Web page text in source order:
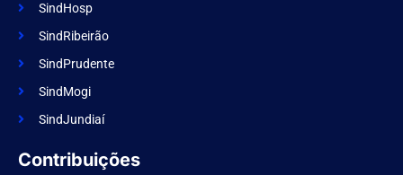
SindHosp
SindRibeirão
SindPrudente
SindMogi
SindJundiaí
Contribuições